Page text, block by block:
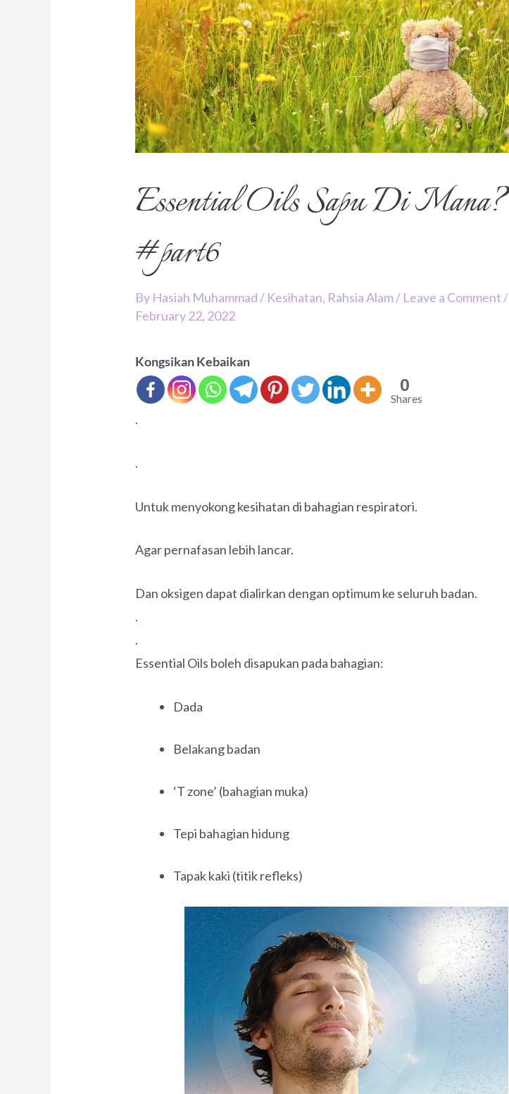
Essential Oils Sapu Di Mana?
#part6
By Hasiah Muhammad/ Kesihatan, Rahsia Alam/ Leave a Comment/
February 22, 2022
Kongsikan Kebaikan
0
Shares
.
.
Untuk menyokong kesihatan di bahagian respiratori.
Agar pernafasan lebih lancar.
Dan oksigen dapat dialirkan dengan optimum ke seluruh badan.
.
.
Essential Oils boleh disapukan pada bahagian:
Dada
Belakang badan
‘T zone’ (bahagian muka)
Tepi bahagian hidung
Tapak kaki (titik refleks)